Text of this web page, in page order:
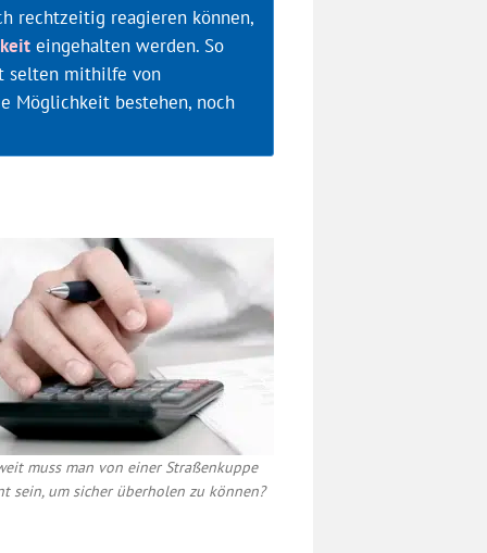
rechtzeitig reagieren können,
eingehalten werden. So
selten mithilfe von
Möglichkeit bestehen, noch
muss man von einer Straßenkuppe
sein, um sicher überholen zu können?